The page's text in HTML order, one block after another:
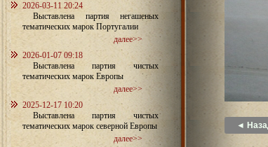
2026-03-11 20:24
Выставлена партия негашеных
тематических марок Португалии
далее>>
2026-01-07 09:18
Выставлена партия чистых
тематических марок Европы
далее>>
2025-12-17 10:20
Выставлена партия чистых
тематических марок северной Европы
далее>>
◄